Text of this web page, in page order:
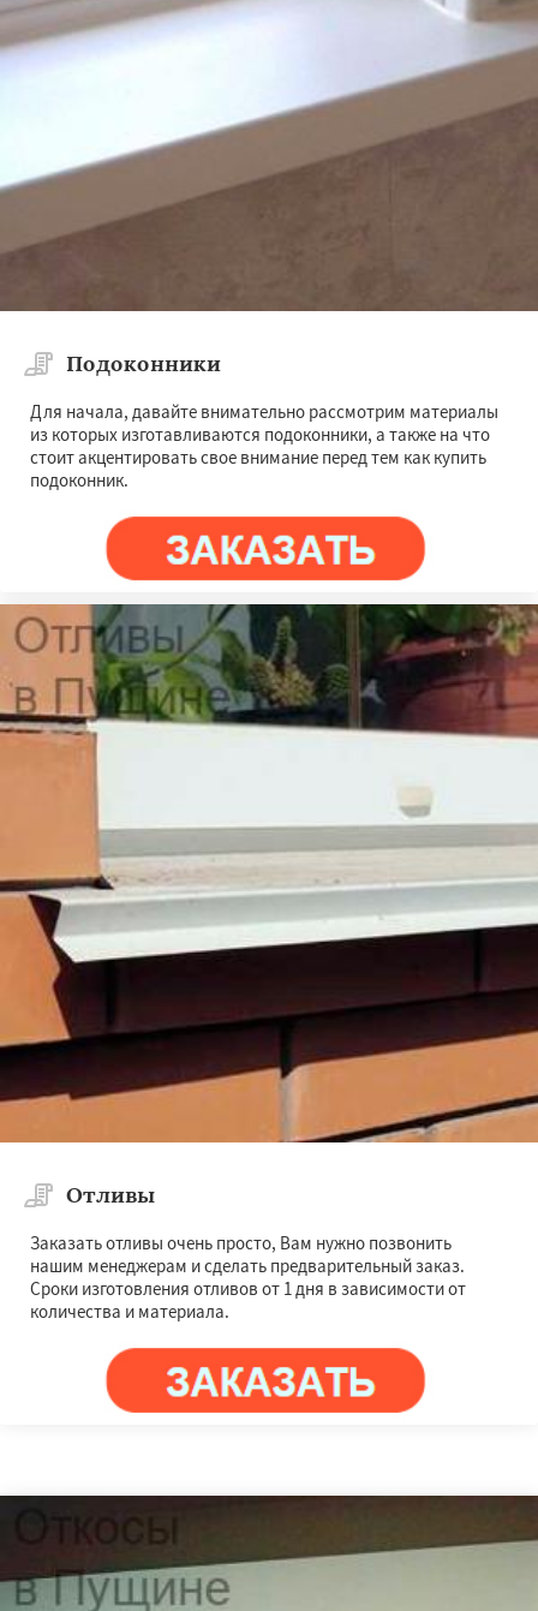
Подоконники
Для начала, давайте внимательно рассмотрим материалы
из которых изготавливаются подоконники, а также на что
стоит акцентировать свое внимание перед тем как купить
подоконник.
Отливы
Заказать отливы очень просто, Вам нужно позвонить
нашим менеджерам и сделать предварительный заказ.
Сроки изготовления отливов от 1 дня в зависимости от
количества и материала.